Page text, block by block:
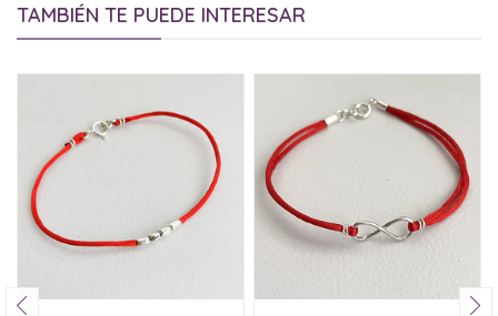
TAMBIÉN TE PUEDE INTERESAR